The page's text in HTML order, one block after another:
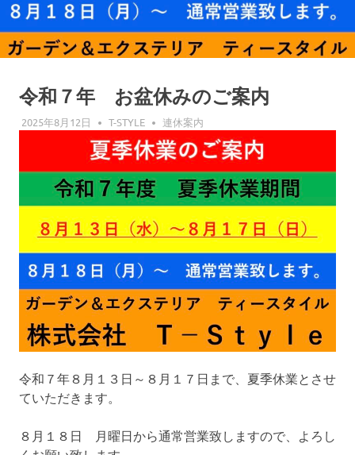
令和７年 お盆休みのご案内
2025年8月12日 T-STYLE 連休案内
令和７年８月１３日～８月１７日まで、夏季休業とさせ
ていただきます。
８月１８日 月曜日から通常営業致しますので、よろし